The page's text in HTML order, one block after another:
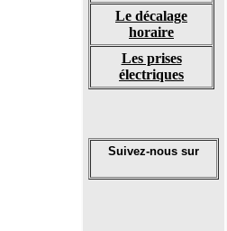
Le décalage
horaire
Les prises
électriques
Suivez-nous sur